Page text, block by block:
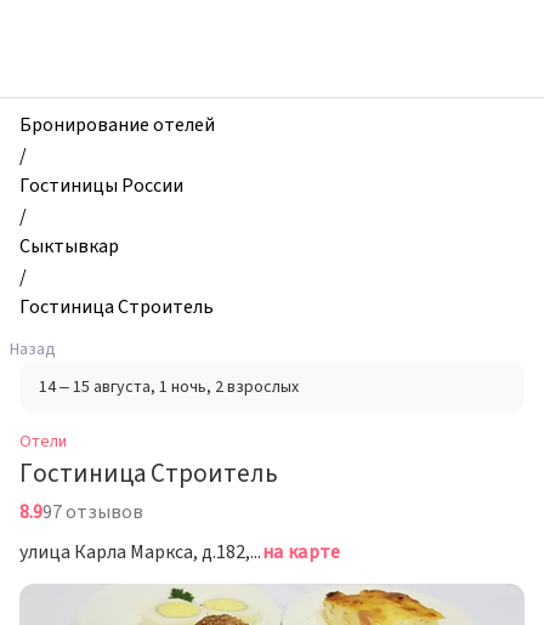
Гостиница
Строитель,
Сыктывкар,
Россия
Бронирование отелей
/
Гостиницы России
/
Сыктывкар
/
Гостиница Строитель
Назад
14 – 15 августа, 1 ночь, 2 взрослых
Отели
Гостиница Строитель
8.997 отзывов
улица Карла Маркса, д.182, Сыктывкарна карте